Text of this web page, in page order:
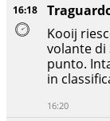
16:18
Kooij
volante di
punto.
in
16:20